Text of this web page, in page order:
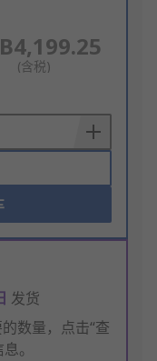
(含税)
发货
数量，点击“查
。